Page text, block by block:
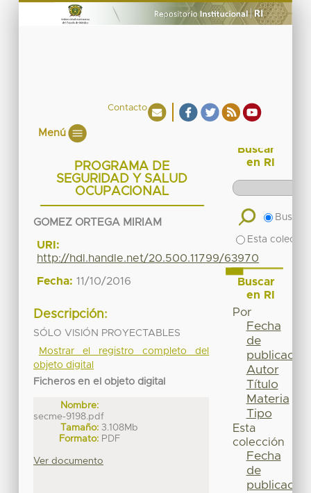
Contacto
Menú
PROGRAMA DE
SEGURIDAD Y SALUD
OCUPACIONAL
GOMEZ ORTEGA MIRIAM
URI:
http://hdl.handle.net/20.500.11799/63970
Fecha: 11/10/2016
Descripción:
SÓLO VISIÓN PROYECTABLES
Mostrar el registro completo del
objeto digital
Ficheros en el objeto digital
Nombre:
secme-9198.pdf
Tamaño: 3.108Mb
Formato: PDF
Ver documento
Buscar
en RI
Buscar
Esta
Buscar
en RI
Por
Fecha
de
publicación
Autor
Título
Materia
Tipo
Esta
colección
Fecha
de
publicación